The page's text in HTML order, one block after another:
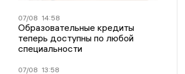
07/08 14:58
Образовательные кредиты
теперь доступны по любой
специальности
07/08 13:58